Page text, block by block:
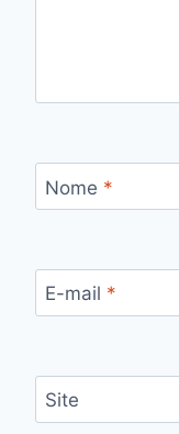
Nome *
E-mail *
Site